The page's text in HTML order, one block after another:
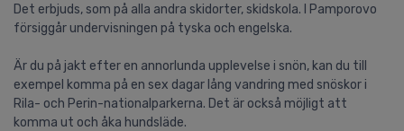
Det erbjuds, som på alla andra skidorter, skidskola. I Pamporovo
försiggår undervisningen på tyska och engelska.
Är du på jakt efter en annorlunda upplevelse i snön, kan du till
exempel komma på en sex dagar lång vandring med snöskor i
Rila- och Perin-nationalparkerna. Det är också möjligt att
komma ut och åka hundsläde.